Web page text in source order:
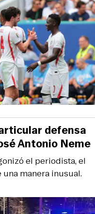
el periodista, el
manera inusual.
defensa
Antonio Neme